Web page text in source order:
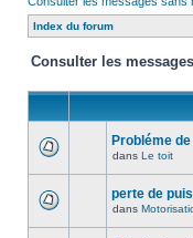
Index du forum
Consulter les
Probléme
dans Le toit
perte de
dans